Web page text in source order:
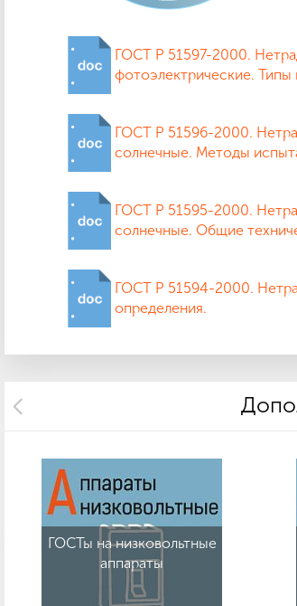
ГОСТ Р 51597-2000.
фотоэлектрические.
ГОСТ Р 51596-2000.
солнечные. Методы
ГОСТ Р 51595-2000.
солнечные. Общие
ГОСТ Р 51594-2000.
определения.
ГОСТы на низковольтные
аппараты